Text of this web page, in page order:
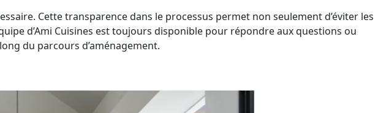
Cette transparence dans le processus permet non seulement d’éviter les
d’Ami Cuisines est toujours disponible pour répondre aux questions ou
du parcours d’aménagement.